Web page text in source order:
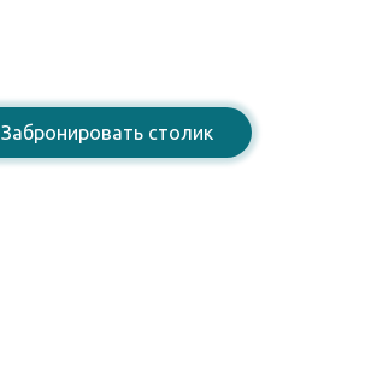
Забронировать столик